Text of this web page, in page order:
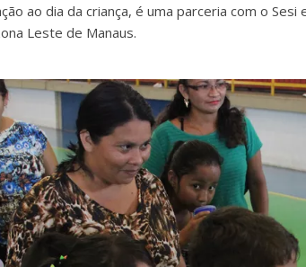
ao dia da criança, é uma parceria com o
Leste de Manaus.